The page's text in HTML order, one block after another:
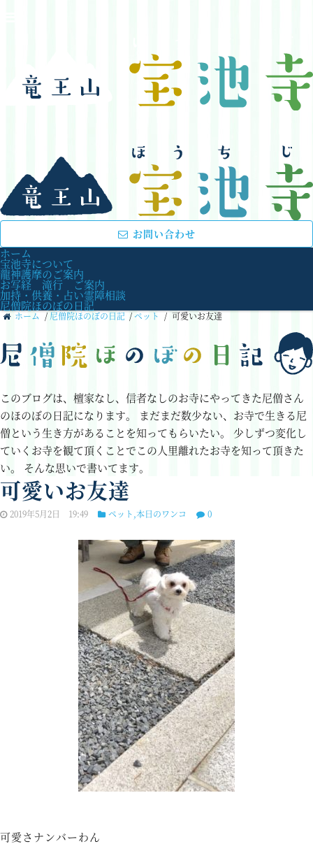
お問い合わせ
ホーム
宝池寺について
龍神護摩のご案内
お写経 滝行 ご案内
加持・供養・占い霊障相談
尼僧院ほのぼの日記
ホーム / 尼僧院ほのぼの日記 /ペット / 可愛いお友達
このブログは、檀家なし、信者なしのお寺にやってきた尼僧さん
のほのぼの日記になります。 まだまだ数少ない、お寺で生きる尼
僧という生き方があることを知ってもらいたい。
少しずつ変化し
ていくお寺を観て頂くことでこの人里離れたお寺を知って頂きた
い。 そんな思いで書いてます。
可愛いお友達
2019年5月2日 19:49 ペット ,本日のワンコ 0
可愛さナンバーわん